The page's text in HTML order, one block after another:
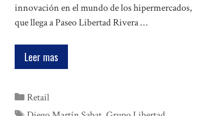
innovación en el mundo de los hipermercados,
que llega a Paseo Libertad Rivera …
Leer mas
Categorías
Retail
Etiquetas